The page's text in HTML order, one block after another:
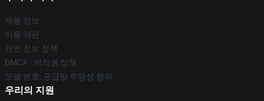
제품 정보
이용 약관
개인 정보 정책
DMCA - 저작권 정책
모델 번호: 공급망 투명성 행위
우리의 지원